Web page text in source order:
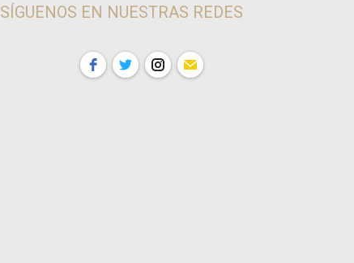
SÍGUENOS EN NUESTRAS REDES